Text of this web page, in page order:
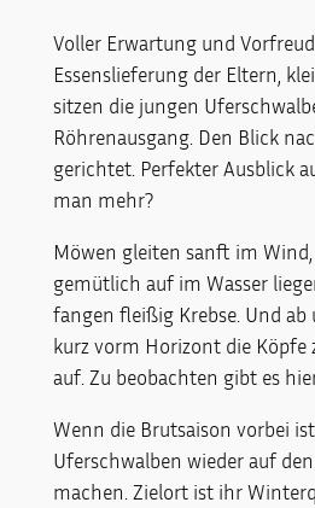
Voller Erwartung und
Essenslieferung der Eltern,
sitzen die jungen
Röhrenausgang. Den Blick
gerichtet. Perfekter Ausblick
man mehr?
Möwen gleiten sanft im
gemütlich auf im Wasser
fangen fleißig Krebse. Und ab
kurz vorm Horizont die Köpfe
auf. Zu beobachten gibt es
Wenn die Brutsaison vorbei
Uferschwalben wieder auf
machen. Zielort ist ihr